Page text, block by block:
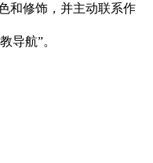
和修饰，并主动联系作
导航”。